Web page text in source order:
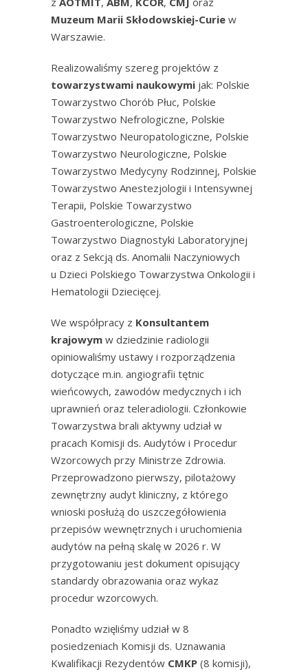
Muzeum Marii Skłodowskiej-Curie w
Warszawie.
Realizowaliśmy szereg projektów z
towarzystwami naukowymi jak: Polskie
Towarzystwo Chorób Płuc, Polskie
Towarzystwo Nefrologiczne, Polskie
Towarzystwo Neuropatologiczne, Polskie
Towarzystwo Neurologiczne, Polskie
Towarzystwo Medycyny Rodzinnej, Polskie
Towarzystwo Anestezjologii i Intensywnej
Terapii, Polskie Towarzystwo
Gastroenterologiczne, Polskie
Towarzystwo Diagnostyki Laboratoryjnej
oraz z Sekcją ds. Anomalii Naczyniowych
u Dzieci Polskiego Towarzystwa Onkologii i
Hematologii Dziecięcej.
We współpracy z Konsultantem
krajowym w dziedzinie radiologii
opiniowaliśmy ustawy i rozporządzenia
dotyczące m.in. angiografii tętnic
wieńcowych, zawodów medycznych i ich
uprawnień oraz teleradiologii. Członkowie
Towarzystwa brali aktywny udział w
pracach Komisji ds. Audytów i Procedur
Wzorcowych przy Ministrze Zdrowia.
Przeprowadzono pierwszy, pilotażowy
zewnętrzny audyt kliniczny, z którego
wnioski posłużą do uszczegółowienia
przepisów wewnętrznych i uruchomienia
audytów na pełną skalę w 2026 r. W
przygotowaniu jest dokument opisujący
standardy obrazowania oraz wykaz
procedur wzorcowych.
Ponadto wzięliśmy udział w 8
posiedzeniach Komisji ds. Uznawania
Kwalifikacji Rezydentów CMKP (8 komisji),